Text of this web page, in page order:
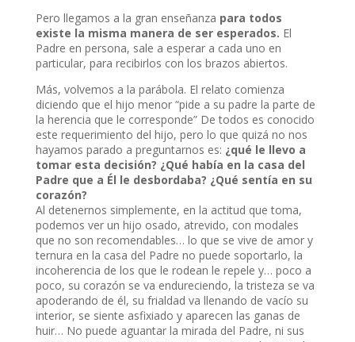
Pero llegamos a la gran enseñanza para todos
existe la misma manera de ser esperados. El
Padre en persona, sale a esperar a cada uno en
particular, para recibirlos con los brazos abiertos.
Más, volvemos a la parábola. El relato comienza
diciendo que el hijo menor “pide a su padre la parte de
la herencia que le corresponde” De todos es conocido
este requerimiento del hijo, pero lo que quizá no nos
hayamos parado a preguntarnos es: ¿qué le llevo a
tomar esta decisión? ¿Qué había en la casa del
Padre que a Él le desbordaba? ¿Qué sentía en su
corazón?
Al detenernos simplemente, en la actitud que toma,
podemos ver un hijo osado, atrevido, con modales
que no son recomendables… lo que se vive de amor y
ternura en la casa del Padre no puede soportarlo, la
incoherencia de los que le rodean le repele y… poco a
poco, su corazón se va endureciendo, la tristeza se va
apoderando de él, su frialdad va llenando de vacío su
interior, se siente asfixiado y aparecen las ganas de
huir… No puede aguantar la mirada del Padre, ni sus